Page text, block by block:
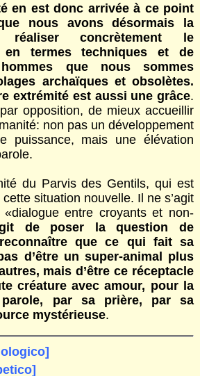
en est donc arrivée à ce point
nous avons désormais la
concrètement le
en termes techniques et de
que nous sommes
archaïques et obsolètes.
extrémité est aussi une grâce.
opposition, de mieux accueillir
non pas un développement
puissance, mais une élévation
du Parvis des Gentils, qui est
situation nouvelle. Il ne s’agit
entre croyants et non-
de poser la question de
que ce qui fait sa
d’être un super-animal plus
mais d’être ce réceptacle
créature avec amour, pour la
par sa prière, par sa
mystérieuse.